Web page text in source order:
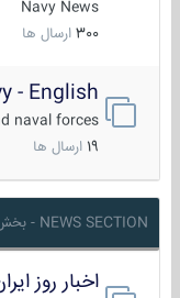
Navy News
300 ارسال ها
- English
naval forces!
ارسال ها
NEWS SECTION - بخش خبر
اخبار روز